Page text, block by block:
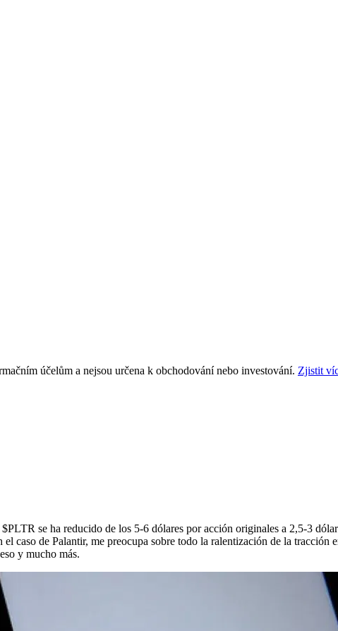
účelům a nejsou určena k obchodování nebo investování. Zjistit
$PLTR se ha reducido de los 5-6 dólares por acción originales a 2,5-3
caso de Palantir, me preocupa sobre todo la ralentización de la
y mucho más.